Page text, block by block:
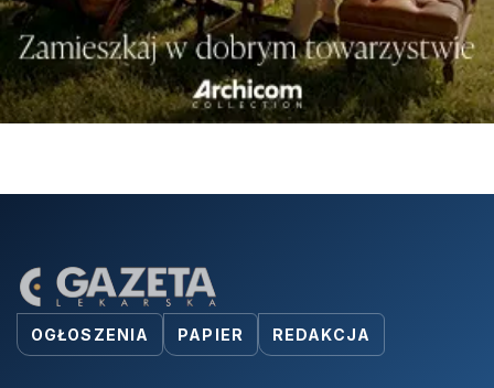
OGŁOSZENIA PAPIER REDAKCJA